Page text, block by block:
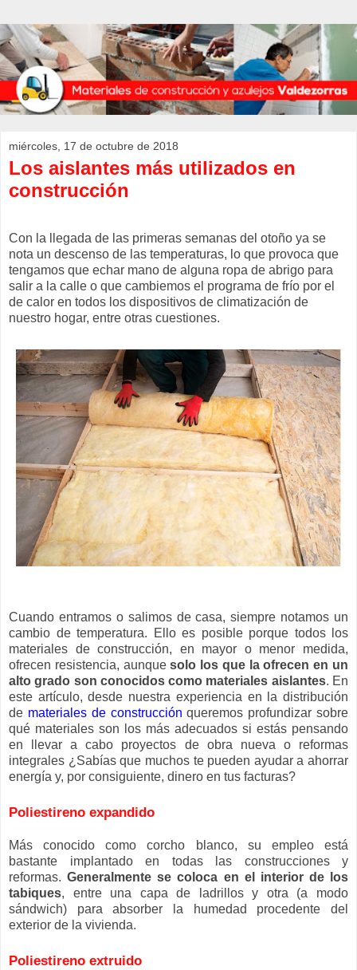
miércoles, 17 de octubre de 2018
Los aislantes más utilizados en
construcción
Con la llegada de las primeras semanas del otoño ya se
nota un descenso de las temperaturas, lo que provoca que
tengamos que echar mano de alguna ropa de abrigo para
salir a la calle o que cambiemos el programa de frío por el
de calor en todos los dispositivos de climatización de
nuestro hogar, entre otras cuestiones.
Cuando entramos o salimos de casa, siempre notamos un
cambio de temperatura. Ello es posible porque todos los
materiales de construcción, en mayor o menor medida,
ofrecen resistencia, aunquesolo los que la ofrecen en un
alto grado son conocidos como materiales aislantes. En
este artículo, desde nuestra experiencia en la distribución
de materiales de construcción queremos profundizar sobre
qué materiales son los más adecuados si estás pensando
en llevar a cabo proyectos de obra nueva o reformas
integrales ¿Sabías que muchos te pueden ayudar a ahorrar
energía y, por consiguiente, dinero en tus facturas?
Poliestireno expandido
Más conocido como corcho blanco, su empleo está
bastante implantado en todas las construcciones y
reformas.Generalmente se coloca en el interior de los
tabiques, entre una capa de ladrillos y otra (a modo
sándwich) para absorber la humedad procedente del
exterior de la vivienda.
Poliestireno extruido